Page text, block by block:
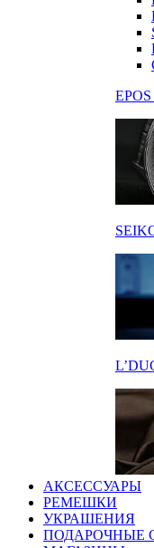
EPOS
АКСЕССУАРЫ
РЕМЕШКИ
УКРАШЕНИЯ
ПОДАРОЧНЫЕ